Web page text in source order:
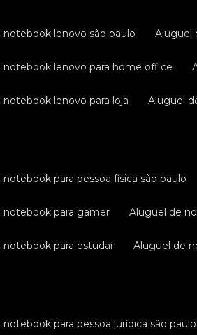
notebook lenovo são paulo
notebook lenovo para home office
notebook lenovo para loja aluguel
notebook para pessoa física são paulo
notebook para gamer aluguel de
notebook para estudar aluguel de
notebook para pessoa jurídica são paulo